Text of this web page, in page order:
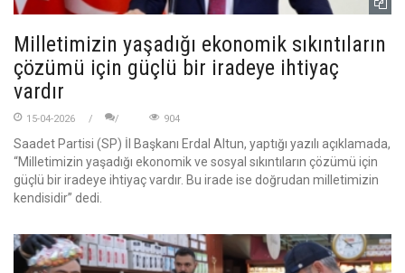
Milletimizin yaşadığı ekonomik sıkıntıların
çözümü için güçlü bir iradeye ihtiyaç
vardır
15-04-2026 904
Saadet Partisi (SP) İl Başkanı Erdal Altun, yaptığı yazılı açıklamada,
“Milletimizin yaşadığı ekonomik ve sosyal sıkıntıların çözümü için
güçlü bir iradeye ihtiyaç vardır. Bu irade ise doğrudan milletimizin
kendisidir” dedi.